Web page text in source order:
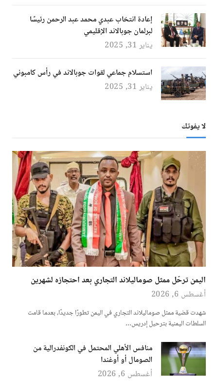
إعادة انتخاب عبدي محمد عبد الرحمن رئيسًا
لبرلمان جوبالاند الإقليمي
يناير 31, 2025
استسلام جماعي لقوات جوبالاند في رأس كامبوني
يناير 31, 2025
لا يفوتك
اليمن ترحّل ممثل صوماليلاند التجاري بعد احتجازه لشهرين
أغسطس 6, 2026
شهدت قضية ممثل صوماليلاند التجاري في اليمن تطورًا جديدًا، بعدما قامت
السلطات اليمنية بترحيل إدريس…
منافس الأهلي المحتمل في الكونفدرالية من
الصومال أو أوغندا
أغسطس 6, 2026